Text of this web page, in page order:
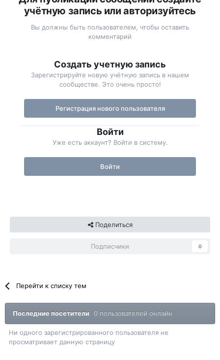
учётную запись или авторизуйтесь
Вы должны быть пользователем, чтобы оставить
комментарий
Создать учетную запись
Зарегистрируйте новую учётную запись в нашем
сообществе. Это очень просто!
Регистрация нового пользователя
Войти
Уже есть аккаунт? Войти в систему.
Войти
Поделиться
Подписчики 0
Перейти к списку тем
Последние посетители 0 пользователей онлайн
Ни одного зарегистрированного пользователя не
просматривает данную страницу